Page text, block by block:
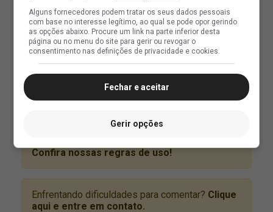
Alguns fornecedores podem tratar os seus dados pessoais
com base no interesse legítimo, ao qual se pode opor gerindo
as opções abaixo. Procure um link na parte inferior desta
página ou no menu do site para gerir ou revogar o
consentimento nas definições de privacidade e cookies.
Fechar e aceitar
Gerir opções